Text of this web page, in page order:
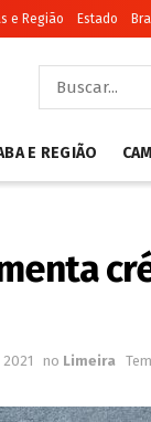
e Região Estado
E REGIÃO
no Limeira